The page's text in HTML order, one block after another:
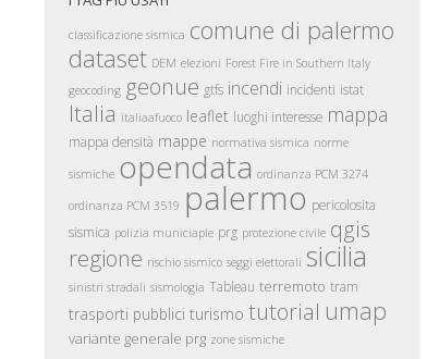
classificazione sismica comune di palermo
dataset DEM elezioni Forest Fire in Southern Italy
geocoding geonue gtfs incendi incidenti istat
Italia italiaafuoco leaflet luoghi interesse mappa
mappa densità mappe normativa sismica norme
sismiche opendata ordinanza PCM 3274
ordinanza PCM 3519 palermo pericolosita
sismica polizia municiaple prg protezione civile qgis
regione rischio sismico seggi elettorali sicilia
sinistri stradali sismologia Tableau terremoto tram
trasporti pubblici turismo tutorial umap
variante generale prg zone sismiche